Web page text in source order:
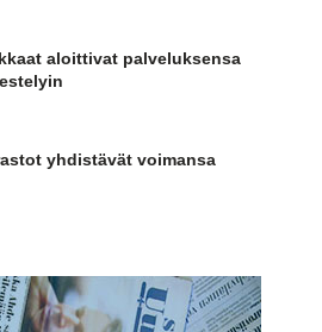
aloittivat palveluksensa
yhdistävät voimansa